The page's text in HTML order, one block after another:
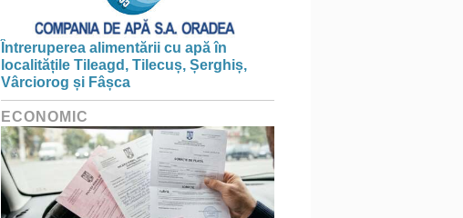
Întreruperea alimentării cu apă în
localitățile Tileagd, Tilecuș, Șerghiș,
Vârciorog și Fâșca
ECONOMIC